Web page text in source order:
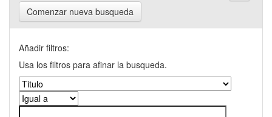
Comenzar nueva busqueda
Añadir filtros:
Usa los filtros para afinar la busqueda.